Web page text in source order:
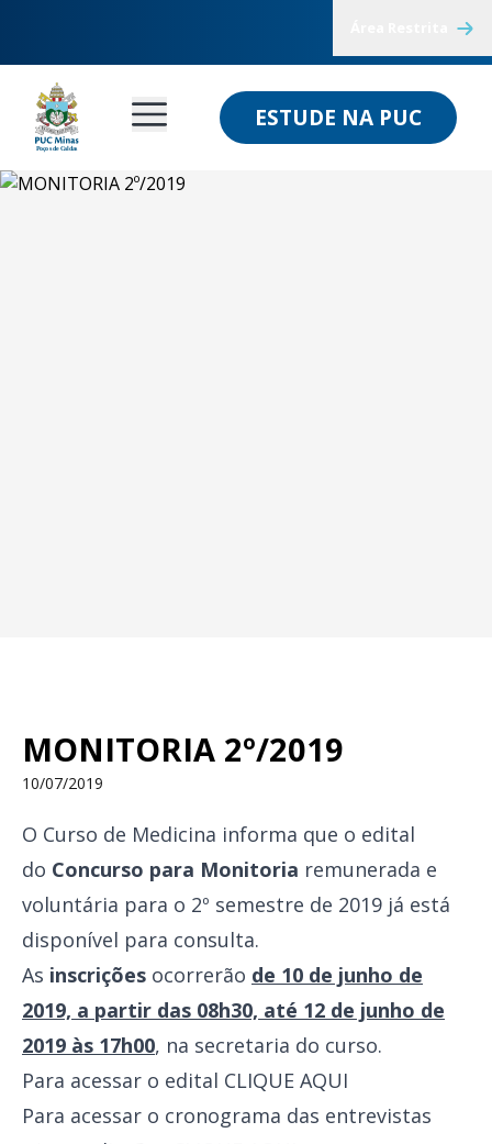
ESTUDE NA PUC
MONITORIA 2º/2019
10/07/2019
O Curso de Medicina informa que o edital
do Concurso para Monitoria remunerada e
voluntária para o 2º semestre de 2019 já está
disponível para consulta.
As inscrições ocorrerão de 10 de junho de
2019, a partir das 08h30, até 12 de junho de
2019 às 17h00, na secretaria do curso.
Para acessar o edital CLIQUE AQUI
Para acessar o cronograma das entrevistas